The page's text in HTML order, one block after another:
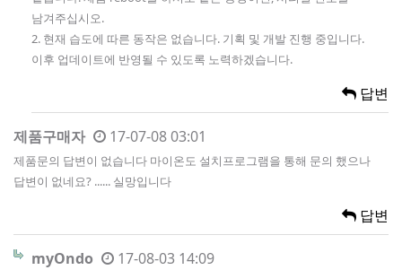
남겨주십시오.
2. 현재 습도에 따른 동작은 없습니다. 기획 및 개발 진행 중입니다.
이후 업데이트에 반영될 수 있도록 노력하겠습니다.
답변
제품구매자 17-07-08 03:01
제품문의 답변이 없습니다 마이온도 설치프로그램을 통해 문의 했으나
답변이 없네요? ...... 실망입니다
답변
myOndo 17-08-03 14:09